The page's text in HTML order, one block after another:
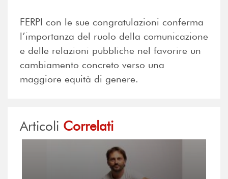
FERPI con le sue congratulazioni conferma
l’importanza del ruolo della comunicazione
e delle relazioni pubbliche nel favorire un
cambiamento concreto verso una
maggiore equità di genere.
Articoli Correlati